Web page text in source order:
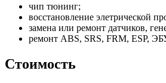
чип тюнинг;
восстановление элетрической
замена или ремонт датчиков,
ремонт ABS, SRS, FRM, ESP,
Стоимость